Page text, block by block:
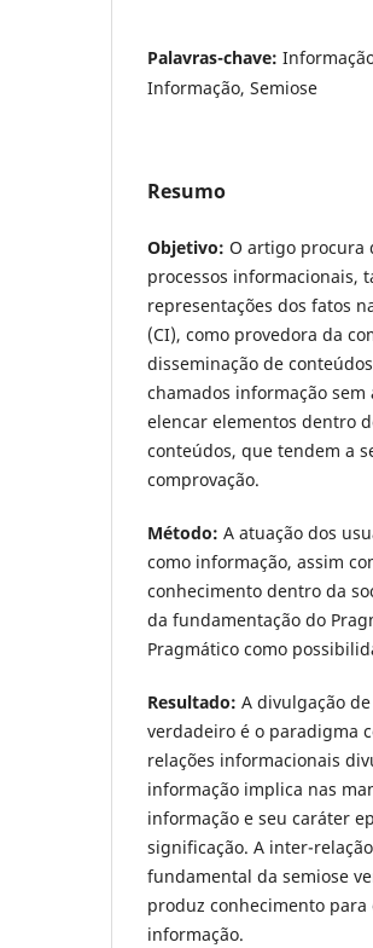
Palavras-chave:
Informação, Semiose
Resumo
Objetivo: O artigo procura
processos informacionais,
representações dos fatos
(CI), como provedora da
disseminação de
chamados informação sem
elencar elementos dentro
conteúdos, que tendem a
comprovação.
Método: A atuação dos
como informação, assim
conhecimento dentro da
da fundamentação do
Pragmático como
Resultado: A divulgação
verdadeiro é o paradigma
relações informacionais
informação implica nas
informação e seu caráter
significação. A inter-
fundamental da semiose
produz conhecimento
informação.